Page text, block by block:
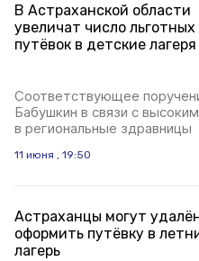
В Астраханской области
увеличат число льготных
путёвок в детские лагеря
Соответствующее
Бабушкин в связи с
в региональные здравницы
11 июня , 19:50
Астраханцы могут
оформить путёвку в
лагерь